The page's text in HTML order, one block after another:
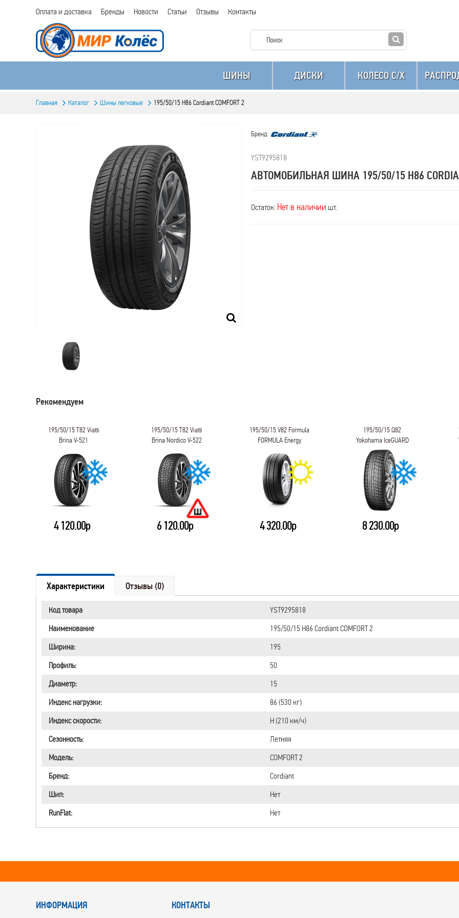
Оплата и доставка Бренды Новости Статьи Отзывы Контакты
ШИНЫ ДИСКИ КОЛЕСО C/X
Главная Каталог Шины легковые 195/50/15 H86 Cordiant COMFORT 2
Бренд
YST9295818
АВТОМОБИЛЬНАЯ ШИНА 195/50/15 H86
Остаток: Нет в наличии шт.
Рекомендуем
195/50/15 T82 Viatti
Brina V-521
4 120.00р
195/50/15 T82 Viatti
Brina Nordico V-522
6 120.00р
195/50/15 V82 Formula
FORMULA Energy
4 320.00р
195/50/15 Q82
Yokohama IceGUARD
iG60
8 230.00р
Характеристики Отзывы (0)
Код товара
YST9295818
Наименование
195/50/15 H86 Cordiant COMFORT 2
Ширина:
195
Профиль:
50
Диаметр:
15
Индекс нагрузки:
86 (530 кг)
Индекс скорости:
H (210 км/ч)
Сезонность:
Летняя
Модель:
COMFORT 2
Бренд:
Cordiant
Шип:
Нет
RunFlat:
Нет
ИНФОРМАЦИЯ КОНТАКТЫ